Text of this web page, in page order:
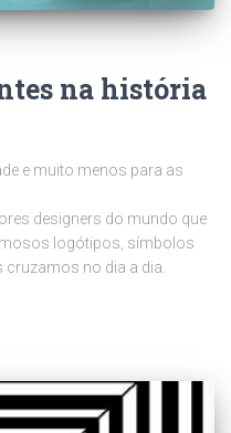
na história
e muito menos para as
designers do mundo que
logótipos, símbolos
no dia a dia.